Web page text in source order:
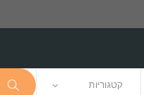
קטגוריות